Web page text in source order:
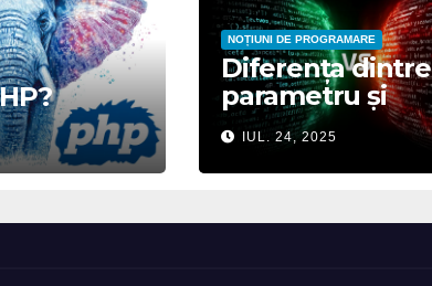
NOȚIUNI DE PROGRAMARE
Diferența dintre
parametru și
argument
IUL. 24, 2025